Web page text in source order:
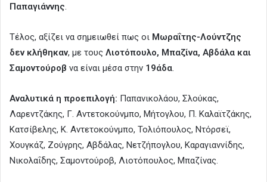
Παπαγιάννης.
Τέλος, αξίζει να σημειωθεί πως οι Μωραΐτης-Λούντζης
δεν κλήθηκαν, με τους Λιοτόπουλο, Μπαζίνα, Αβδάλα και
Σαμοντούροβ να είναι μέσα στην 19άδα.
Αναλυτικά η προεπιλογή: Παπανικολάου, Σλούκας,
Λαρεντζάκης, Γ. Αντετοκούνμπο, Μήτογλου, Π. Καλαϊτζάκης,
Κατσίβελης, Κ. Αντετοκούνμπο, Τολιόπουλος, Ντόρσεϊ,
Χουγκάζ, Ζούγρης, Αβδάλας, Νετζήπογλου, Καραγιαννίδης,
Νικολαΐδης, Σαμοντούροβ, Λιοτόπουλος, Μπαζίνας.